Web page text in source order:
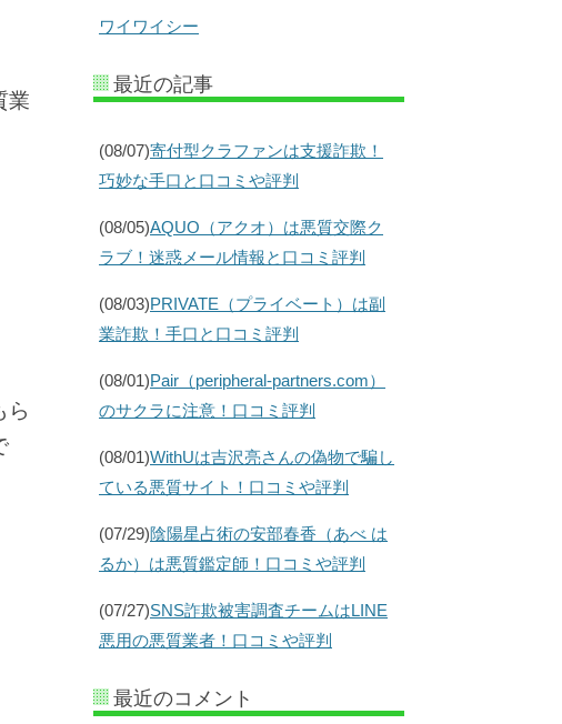
業
ら
ワイワイシー
最近の記事
(08/07)寄付型クラファンは支援詐欺！
巧妙な手口と口コミや評判
(08/05)AQUO（アクオ）は悪質交際ク
ラブ！迷惑メール情報と口コミ評判
(08/03)PRIVATE（プライベート）は副
業詐欺！手口と口コミ評判
(08/01)Pair（peripheral-partners.com）
のサクラに注意！口コミ評判
(08/01)WithUは吉沢亮さんの偽物で騙し
ている悪質サイト！口コミや評判
(07/29)陰陽星占術の安部春香（あべ は
るか）は悪質鑑定師！口コミや評判
(07/27)SNS詐欺被害調査チームはLINE
悪用の悪質業者！口コミや評判
最近のコメント